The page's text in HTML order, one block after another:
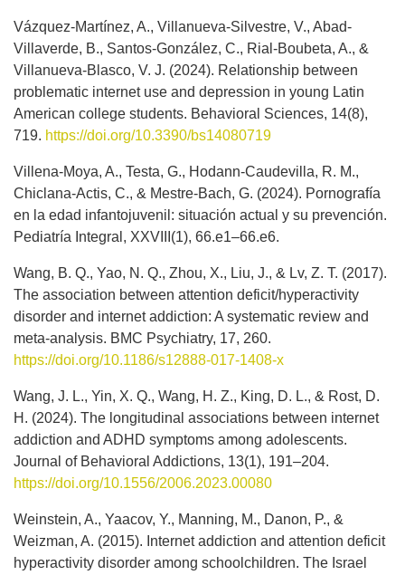
Vázquez-Martínez, A., Villanueva-Silvestre, V., Abad-
Villaverde, B., Santos-González, C., Rial-Boubeta, A., &
Villanueva-Blasco, V. J. (2024). Relationship between
problematic internet use and depression in young Latin
American college students. Behavioral Sciences, 14(8),
719. https://doi.org/10.3390/bs14080719
Villena-Moya, A., Testa, G., Hodann-Caudevilla, R. M.,
Chiclana-Actis, C., & Mestre-Bach, G. (2024). Pornografía
en la edad infantojuvenil: situación actual y su prevención.
Pediatría Integral, XXVIII(1), 66.e1–66.e6.
Wang, B. Q., Yao, N. Q., Zhou, X., Liu, J., & Lv, Z. T. (2017).
The association between attention deficit/hyperactivity
disorder and internet addiction: A systematic review and
meta-analysis. BMC Psychiatry, 17, 260.
https://doi.org/10.1186/s12888-017-1408-x
Wang, J. L., Yin, X. Q., Wang, H. Z., King, D. L., & Rost, D.
H. (2024). The longitudinal associations between internet
addiction and ADHD symptoms among adolescents.
Journal of Behavioral Addictions, 13(1), 191–204.
https://doi.org/10.1556/2006.2023.00080
Weinstein, A., Yaacov, Y., Manning, M., Danon, P., &
Weizman, A. (2015). Internet addiction and attention deficit
hyperactivity disorder among schoolchildren. The Israel